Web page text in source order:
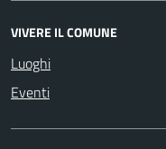
VIVERE IL COMUNE
Luoghi
Eventi